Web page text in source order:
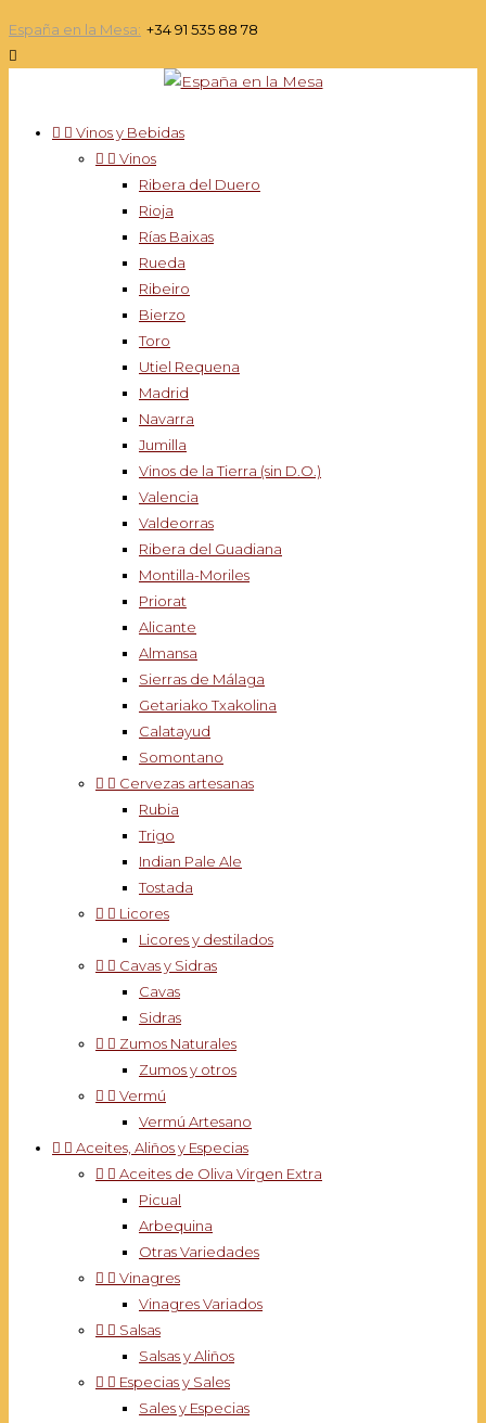
España en la Mesa: +34 91 535 88 78

  Vinos y Bebidas
  Vinos
Ribera del Duero
Rioja
Rías Baixas
Rueda
Ribeiro
Bierzo
Toro
Utiel Requena
Madrid
Navarra
Jumilla
Vinos de la Tierra (sin D.O.)
Valencia
Valdeorras
Ribera del Guadiana
Montilla-Moriles
Priorat
Alicante
Almansa
Sierras de Málaga
Getariako Txakolina
Calatayud
Somontano
  Cervezas artesanas
Rubia
Trigo
Indian Pale Ale
Tostada
  Licores
Licores y destilados
  Cavas y Sidras
Cavas
Sidras
  Zumos Naturales
Zumos y otros
  Vermú
Vermú Artesano
  Aceites, Aliños y Especias
  Aceites de Oliva Virgen Extra
Picual
Arbequina
Otras Variedades
  Vinagres
Vinagres Variados
  Salsas
Salsas y Aliños
  Especias y Sales
Sales y Especias